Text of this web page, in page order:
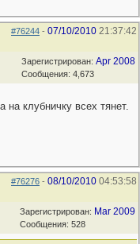
#76244 - 07/10/2010 21:37:42
Зарегистрирован: Apr 2008
Сообщения: 4,673
на клубничку всех тянет.
#76276 - 08/10/2010 04:53:58
Зарегистрирован: Mar 2009
Сообщения: 528